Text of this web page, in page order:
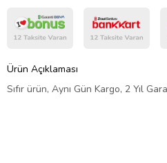
Ürün Açıklaması
Sıfır ürün, Aynı Gün Kargo, 2 Yıl